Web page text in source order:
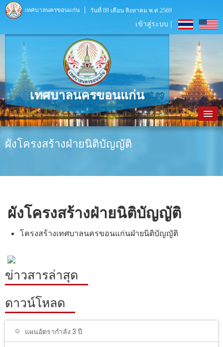
เทศบาลนครขอนแก่น วันที่ 09 เดือน สิงหาคม พ.ศ.2569
เข้าสู่ระบบ |
เทศบาลนครขอนแก่น
หน้าหลัก
ประชาสัมพันธ์
ติดต่อเทศบาล
ผังโครงสร้างฝ่ายนิติบัญญัติ
ผังโครงสร้างฝ่ายนิติบัญญัติ
โครงสร้างเทศบาลนครขอนแก่นฝ่ายนิติบัญญัติ
ข่าวสารล่าสุด
ดาวน์โหลด
แผนอัตรากำลัง 3 ปี